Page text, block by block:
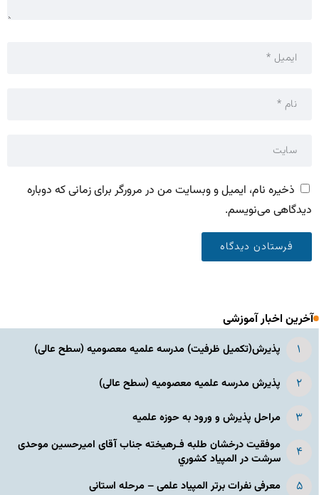
ذخیره نام، ایمیل و وبسایت من در مرورگر برای زمانی که دوباره
دیدگاهی می‌نویسم.
آخرین اخبار آموزشی
پذیرش(تکمیل ظرفیت) مدرسه علمیه معصومیه‌ (سطح عالی)
پذیرش مدرسه علمیه معصومیه‌ (سطح عالی)
مراحل پذیرش و ورود به حوزه علمیه
موفقیت درخشان طلبه فـرهیخته جناب آقای امیرحسین موحدی
سرشت در المپياد كشوري
معرفی نفرات برتر المپیاد علمی – مرحله استانی